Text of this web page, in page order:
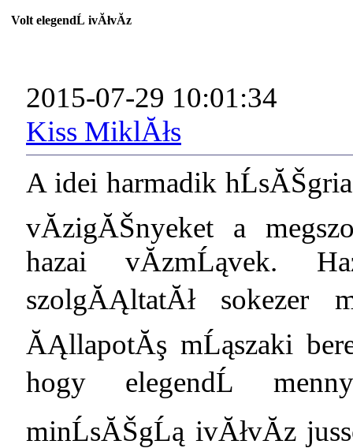
Volt elegendĹ ivĂłvĂ­z
2015-07-29 10:01:34
Kiss MiklĂłs
A idei harmadik
vĂ­zigĂŠnyeket a
hazai vĂ­zmĹąvek.
szolgĂĄltatĂł sokezer
ĂĄllapotĂş mĹąszaki
hogy elegendĹ
minĹsĂŠgĹą ivĂłvĂ­z